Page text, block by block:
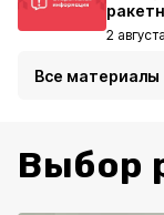
2
Все материалы
Выбор